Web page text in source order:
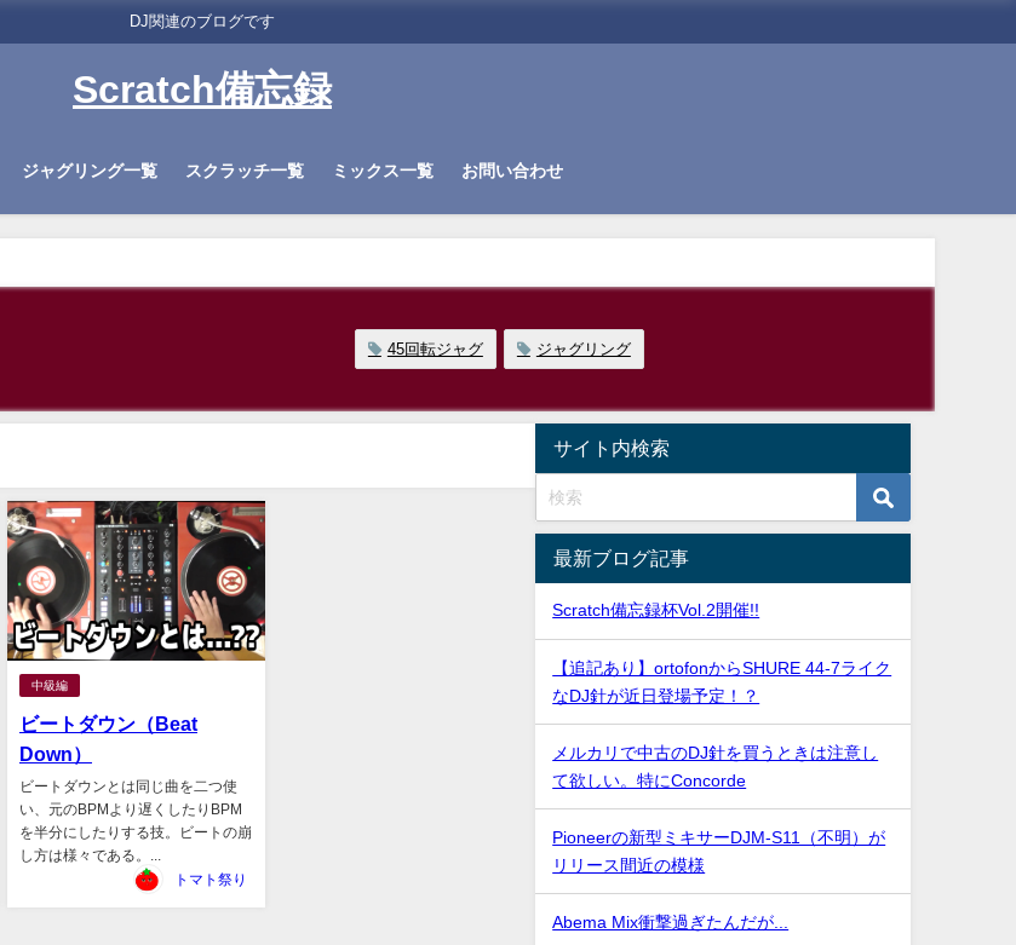
DJ関連のブログです
Scratch備忘録
ジャグリング一覧 スクラッチ一覧 ミックス一覧 お問い合わせ
45回転ジャグ ジャグリング
中級編
ビートダウン（Beat
Down）
ビートダウンとは同じ曲を二つ使
い、元のBPMより遅くしたりBPM
を半分にしたりする技。ビートの崩
し方は様々である。...
トマト祭り
サイト内検索
最新ブログ記事
Scratch備忘録杯Vol.2開催!!
【追記あり】ortofonからSHURE 44-7ライク
なDJ針が近日登場予定！？
メルカリで中古のDJ針を買うときは注意し
て欲しい。特にConcorde
Pioneerの新型ミキサーDJM-S11（不明）が
リリース間近の模様
Abema Mix衝撃過ぎたんだが...